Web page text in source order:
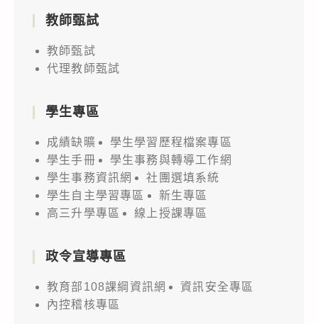
教師甄試
教師甄試
代理教師甄試
學生專區
成績缺曠
學生學習歷程檔案專區
學生手冊
學生事務與轉導工作網
學生事務資訊網
社團選填系統
學生自主學習專區
新生專區
高三升學專區
線上授課專區
政令宣導專區
教育部108課綱資訊網
資訊安全專區
內控稽核專區